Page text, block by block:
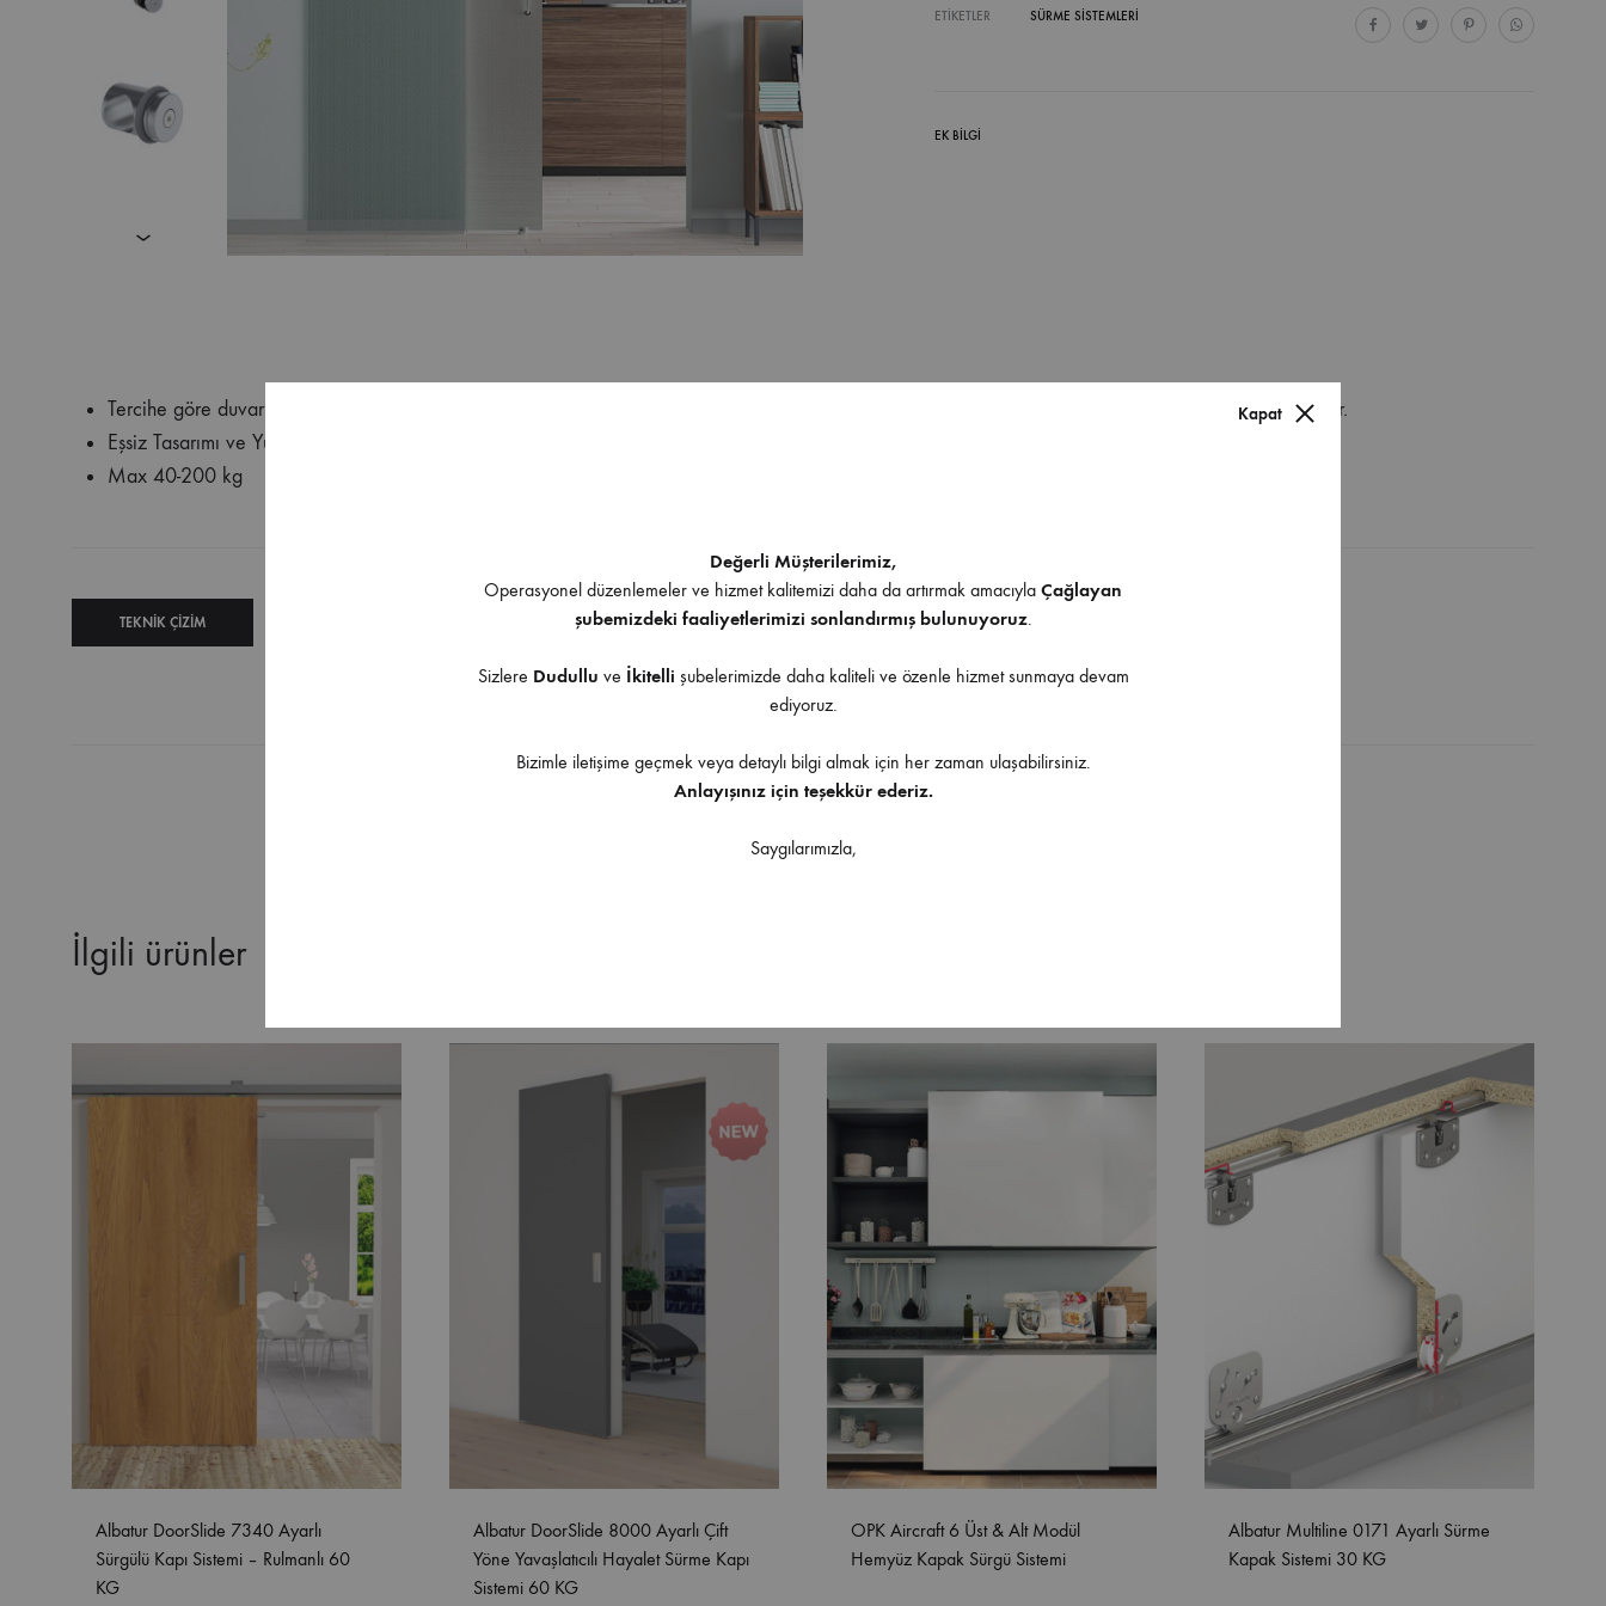
ETIKETLER
SÜRME SISTEMLERI
EK BILGI
Tercihe göre duvar içi veya duvar dışı kullanılabilecek Sürgülü Kapı Sistemi Venus 02 kullanımı rahat ve Yandan Vidalamalı dekoratif bir çözüm sunar.
Eşsiz Tasarımı ve Yüksek Kaliteli Materyelleri ile kullanıcısını memnun eder.
Max 40-200 kg
TEKNIK ÇIZIM
İlgili ürünler
Albatur DoorSlide 7340 Ayarlı
Sürgülü Kapı Sistemi – Rulmanlı 60
KG
Albatur DoorSlide 8000 Ayarlı Çift
Yöne Yavaşlatıcılı Hayalet Sürme Kapı
Sistemi 60 KG
OPK Aircraft 6 Üst & Alt Modül
Hemyüz Kapak Sürgü Sistemi
Albatur Multiline 0171 Ayarlı Sürme
Kapak Sistemi 30 KG
Kapat
Değerli Müşterilerimiz,
Operasyonel düzenlemeler ve hizmet kalitemizi daha da artırmak amacıyla Çağlayan
şubemizdeki faaliyetlerimizi sonlandırmış bulunuyoruz.
Sizlere Dudullu ve İkitelli şubelerimizde daha kaliteli ve özenle hizmet sunmaya devam
ediyoruz.
Bizimle iletişime geçmek veya detaylı bilgi almak için her zaman ulaşabilirsiniz.
Anlayışınız için teşekkür ederiz.
Saygılarımızla,